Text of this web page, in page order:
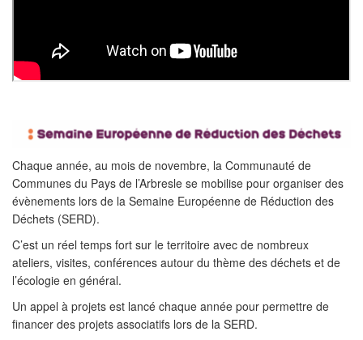
Chaque année, au mois de novembre, la Communauté de
Communes du Pays de l’Arbresle se mobilise pour organiser des
évènements lors de la Semaine Européenne de Réduction des
Déchets (SERD).
C’est un réel temps fort sur le territoire avec de nombreux
ateliers, visites, conférences autour du thème des déchets et de
l’écologie en général.
Un appel à projets est lancé chaque année pour permettre de
financer des projets associatifs lors de la SERD.